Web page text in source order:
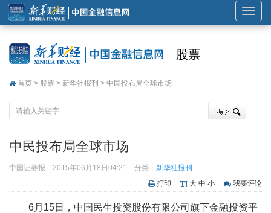
展
开
股票
首页 > 股票 > 新华社报刊 > 中民投布局全球市场
中民投布局全球市场
中国证券报 2015年06月18日04:21 分类： 新华社报刊
打印
大 中 小 我要评论
6月15日，中国民生投资股份有限公司旗下金融投资平